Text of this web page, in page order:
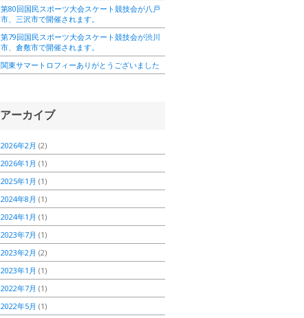
第80回国民スポーツ大会スケート競技会が八戸
市、三沢市で開催されます。
第79回国民スポーツ大会スケート競技会が渋川
市、倉敷市で開催されます。
関東サマートロフィーありがとうございました
アーカイブ
2026年2月 (2)
2026年1月 (1)
2025年1月 (1)
2024年8月 (1)
2024年1月 (1)
2023年7月 (1)
2023年2月 (2)
2023年1月 (1)
2022年7月 (1)
2022年5月 (1)